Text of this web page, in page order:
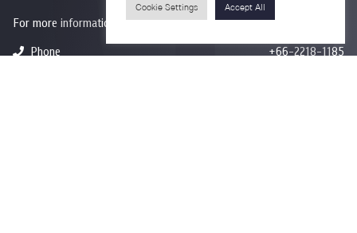
For more information please contact
Phone
+66-2218-1185
Cookie Settings Accept All